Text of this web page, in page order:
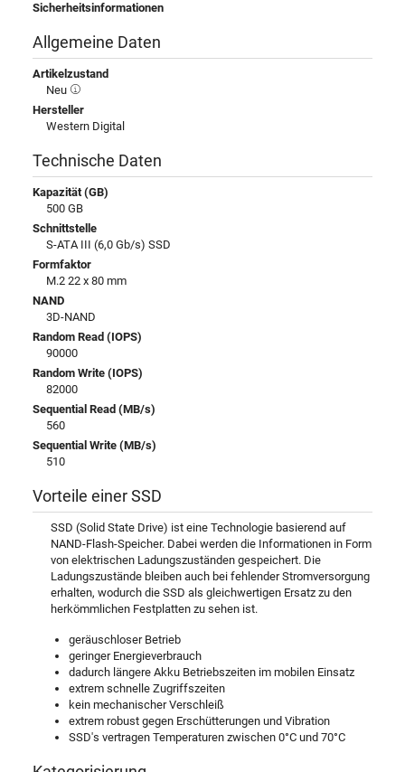
Sicherheitsinformationen
Allgemeine Daten
Artikelzustand
Neu
Hersteller
Western Digital
Technische Daten
Kapazität (GB)
500 GB
Schnittstelle
S-ATA III (6,0 Gb/s) SSD
Formfaktor
M.2 22 x 80 mm
NAND
3D-NAND
Random Read (IOPS)
90000
Random Write (IOPS)
82000
Sequential Read (MB/s)
560
Sequential Write (MB/s)
510
Vorteile einer SSD
SSD (Solid State Drive) ist eine Technologie basierend auf
NAND-Flash-Speicher. Dabei werden die Informationen in Form
von elektrischen Ladungszuständen gespeichert. Die
Ladungszustände bleiben auch bei fehlender Stromversorgung
erhalten, wodurch die SSD als gleichwertigen Ersatz zu den
herkömmlichen Festplatten zu sehen ist.
geräuschloser Betrieb
geringer Energieverbrauch
dadurch längere Akku Betriebszeiten im mobilen Einsatz
extrem schnelle Zugriffszeiten
kein mechanischer Verschleiß
extrem robust gegen Erschütterungen und Vibration
SSD's vertragen Temperaturen zwischen 0°C und 70°C